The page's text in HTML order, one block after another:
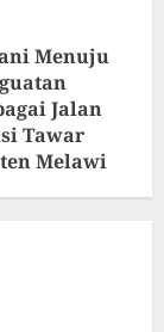
Menuju
Jalan
Tawar
Melawi